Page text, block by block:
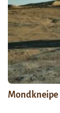
Mondkneipe